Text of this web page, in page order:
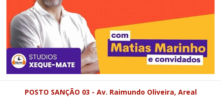
POSTO SANÇÃO 03 - Av. Raimundo Oliveira, Areal